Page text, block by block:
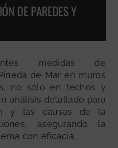
DE PAREDES Y
medidas de
de Mar en muros
no sólo en techos y
análisis detallado para
y las causas de la
asegurando la
con eficacia.